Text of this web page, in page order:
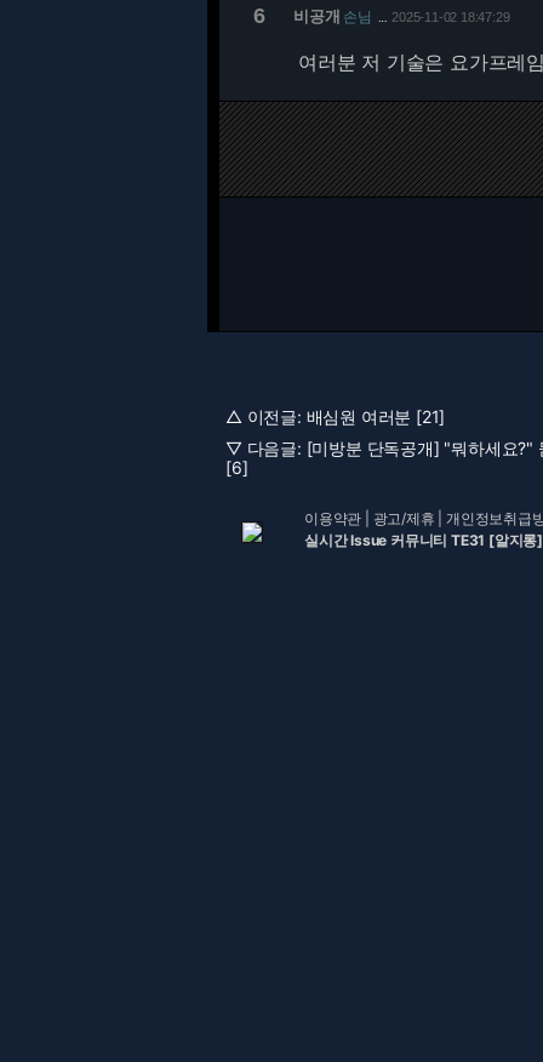
6 비공개 손님 2025-11-02 18:47:29
여러분 저 기술은 요가프레
△ 이전글: 배심원 여러분 [21]
▽ 다음글: [미방분 단독공개] "뭐하세요?"
[6]
이용약관 광고/제휴 |개인정보취급
실시간 Issue 커뮤니티 TE31 [알지